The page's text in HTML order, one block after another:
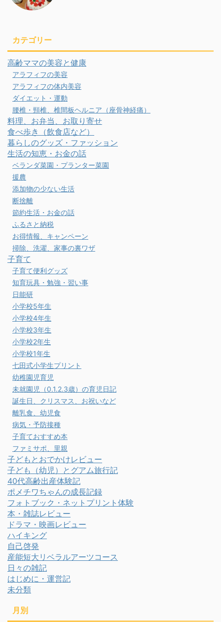
カテゴリー
高齢ママの美容と健康
アラフィフの美容
アラフィフの体内美容
ダイエット・運動
腰椎・頸椎、椎間板ヘルニア（座骨神経痛）
料理、お弁当、お取り寄せ
食べ歩き（飲食店など）
暮らしのグッズ・ファッション
生活の知恵・お金の話
ベランダ菜園・プランター菜園
援農
添加物の少ない生活
断捨離
節約生活・お金の話
ふるさと納税
お得情報、キャンペーン
掃除、洗濯、家事の裏ワザ
子育て
子育て便利グッズ
知育玩具・勉強・習い事
日能研
小学校5年生
小学校4年生
小学校3年生
小学校2年生
小学校1年生
七田式小学生プリント
幼稚園児育児
未就園児（0.1.2.3歳）の育児日記
誕生日、クリスマス、お祝いなど
離乳食、幼児食
病気・予防接種
子育ておすすめ本
ファミサポ、里親
子どもとおでかけレビュー
子ども（幼児）とグアム旅行記
40代高齢出産体験記
ポメチワちゃんの成長記録
フォトブック・ネットプリント体験
本・雑誌レビュー
ドラマ・映画レビュー
ハイキング
自己啓発
産能短大リベラルアーツコース
日々の雑記
はじめに・運営記
未分類
月別